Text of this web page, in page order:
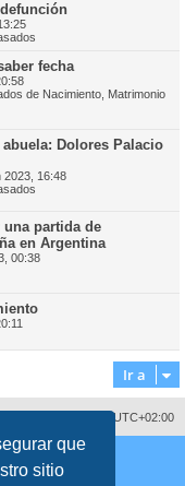
que
sitio
fecha
de Nacimiento, Matrimonio
Dolores Palacio
2023, 16:48
una partida de
en Argentina
00:38
Ir a
UTC+02:00
reservados.